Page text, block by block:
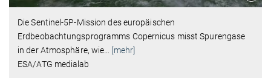
Die Sentinel-5P-Mission des europäischen
Erdbeobachtungsprogramms Copernicus misst Spurengase
in der Atmosphäre, wie
[mehr]
ESA/ATG medialab